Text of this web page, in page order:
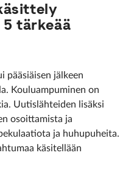
5 tärkeää
pääsiäisen jälkeen
Kouluampuminen on
Uutislähteiden lisäksi
osoittamista ja
ja huhupuheita.
käsitellään